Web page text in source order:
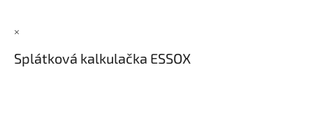
×
Splátková kalkulačka ESSOX